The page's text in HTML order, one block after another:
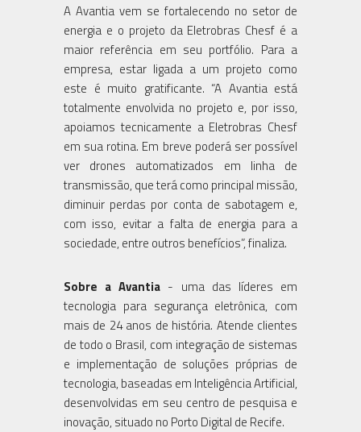
A Avantia vem se fortalecendo no setor de
energia e o projeto da Eletrobras Chesf é a
maior referência em seu portfólio. Para a
empresa, estar ligada a um projeto como
este é muito gratificante. “A Avantia está
totalmente envolvida no projeto e, por isso,
apoiamos tecnicamente a Eletrobras Chesf
em sua rotina. Em breve poderá ser possível
ver drones automatizados em linha de
transmissão, que terá como principal missão,
diminuir perdas por conta de sabotagem e,
com isso, evitar a falta de energia para a
sociedade, entre outros benefícios”, finaliza.
Sobre a Avantia - uma das líderes em
tecnologia para segurança eletrônica, com
mais de 24 anos de história. Atende clientes
de todo o Brasil, com integração de sistemas
e implementação de soluções próprias de
tecnologia, baseadas em Inteligência Artificial,
desenvolvidas em seu centro de pesquisa e
inovação, situado no Porto Digital de Recife.